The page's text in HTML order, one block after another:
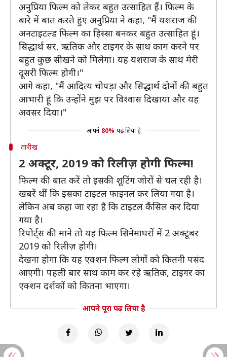
अनुप्रिया फिल्म को लेकर बहुत उत्साहित हैं। फिल्म के
बारे में बात करते हुए अनुप्रिया ने कहा, "मैं यशराज की
अनटाइटल्ड फिल्म का हिस्सा बनकर बहुत उत्साहित हूं।
सिद्धार्थ सर, ऋतिक और टाइगर के साथ काम करने पर
बहुत कुछ सीखने को मिलेगा। यह यशराज के साथ मेरी
दूसरी फिल्म होगी।"
आगे कहा, "मैं आदित्य चोपड़ा और सिद्धार्थ दोनों की बहुत
आभारी हूं कि उन्होंने मुझ पर विश्वास दिखाया और यह
अवसर दिया।"
आपने 80% पढ़ लिया है
तारीख
2 अक्टूर, 2019 को रिलीज़ होगी फिल्म!
फिल्म की बात करें तो इसकी शूटिंग जोरों से चल रही है।
खबरें थीं कि इसका टाइटल फाइनल कर लिया गया है।
लेकिन अब कहा जा रहा है कि टाइटल कैंसिल कर दिया
गया है।
रिपोर्ट्स की माने तो यह फिल्म सिनेमाघरों में 2 अक्टूबर
2019 को रिलीज़ होगी।
देखना होगा कि यह एक्शन फिल्म लोगों को कितनी पसंद
आएगी। पहली बार साथ काम कर रहे ऋतिक, टाइगर का
एक्शन दर्शकों को कितना भाएगा।
आपने पूरा पढ़ लिया है